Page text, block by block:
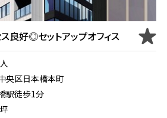
ス良好◎セットアップオフィス
央区日本橋本町
駅徒歩1分